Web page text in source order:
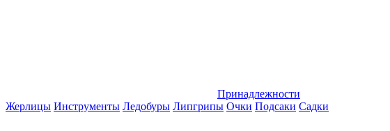
Принадлежности
Жерлицы Инструменты Ледобуры Липгрипы Очки Подсаки Садки